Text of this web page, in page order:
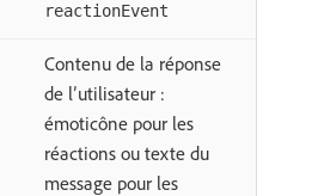
reactionEvent
Contenu de la réponse
de l’utilisateur :
émoticône pour les
réactions ou texte du
message pour les